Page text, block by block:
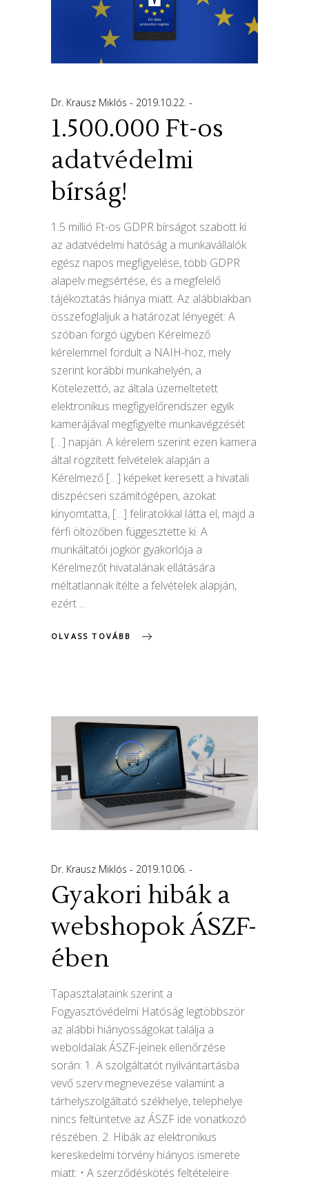
Dr. Krausz Miklós 2019.10.22.
1.500.000 Ft-os
adatvédelmi
bírság!
1.5 millió Ft-os GDPR bírságot szabott ki
az adatvédelmi hatóság a munkavállalók
egész napos megfigyelése, több GDPR
alapelv megsértése, és a megfelelő
tájékoztatás hiánya miatt. Az alábbiakban
összefoglaljuk a határozat lényegét: A
szóban forgó ügyben Kérelmező
kérelemmel fordult a NAIH-hoz, mely
szerint korábbi munkahelyén, a
Kötelezettó, az általa üzemeltetett
elektronikus megfigyelőrendszer egyik
kamerájával megfigyelte munkavégzését
[…] napján. A kérelem szerint ezen kamera
által rögzített felvételek alapján a
Kérelmező […] képeket keresett a hivatali
diszpécseri számítógépen, azokat
kinyomtatta, […] feliratokkal látta el, majd a
férfi öltözőben függesztette ki. A
munkáltatói jogkör gyakorlója a
Kérelmezőt hivatalának ellátására
méltatlannak ítélte a felvételek alapján,
ezért
OLVASS TOVÁBB
Dr. Krausz Miklós 2019.10.06.
Gyakori hibák a
webshopok ÁSZF-
ében
Tapasztalataink szerint a
Fogyasztóvédelmi Hatóság legtöbbször
az alábbi hiányosságokat találja a
weboldalak ÁSZF-jeinek ellenőrzése
során: 1. A szolgáltatót nyilvántartásba
vevő szerv megnevezése valamint a
tárhelyszolgáltató székhelye, telephelye
nincs feltüntetve az ÁSZF ide vonatkozó
részében. 2. Hibák az elektronikus
kereskedelmi törvény hiányos ismerete
miatt: • A szerződéskötés feltételeire